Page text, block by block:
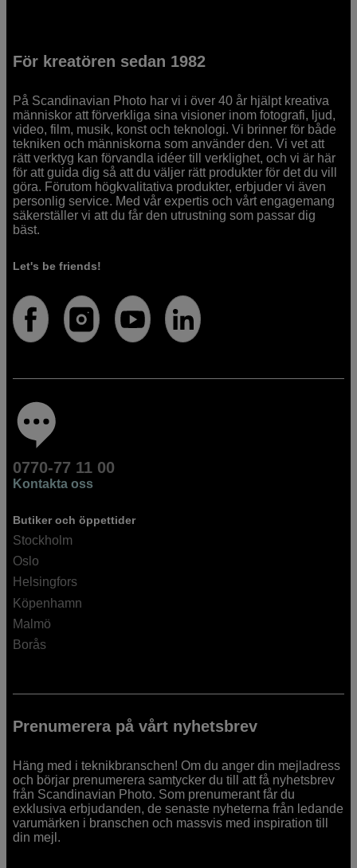
För kreatören sedan 1982
På Scandinavian Photo har vi i över 40 år hjälpt kreativa
människor att förverkliga sina visioner inom fotografi, ljud,
video, film, musik, konst och teknologi. Vi brinner för både
tekniken och människorna som använder den. Vi vet att
rätt verktyg kan förvandla idéer till verklighet, och vi är här
för att guida dig så att du väljer rätt produkter för det du vill
göra. Förutom högkvalitativa produkter, erbjuder vi även
personlig service. Med vår expertis och vårt engagemang
säkerställer vi att du får den utrustning som passar dig
bäst.
Let's be friends!
0770-77 11 00
Kontakta oss
Butiker och öppettider
Stockholm
Oslo
Helsingfors
Köpenhamn
Malmö
Borås
Prenumerera på vårt nyhetsbrev
Häng med i teknikbranschen! Om du anger din mejladress
och börjar prenumerera samtycker du till att få nyhetsbrev
från Scandinavian Photo. Som prenumerant får du
exklusiva erbjudanden, de senaste nyheterna från ledande
varumärken i branschen och massvis med inspiration till
din mejl.